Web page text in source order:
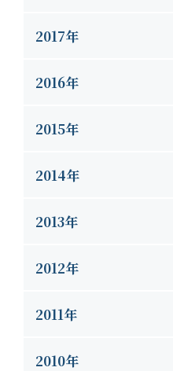
2017年
2016年
2015年
2014年
2013年
2012年
2011年
2010年